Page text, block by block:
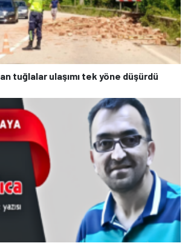
tuğlalar ulaşımı tek yöne düşürdü